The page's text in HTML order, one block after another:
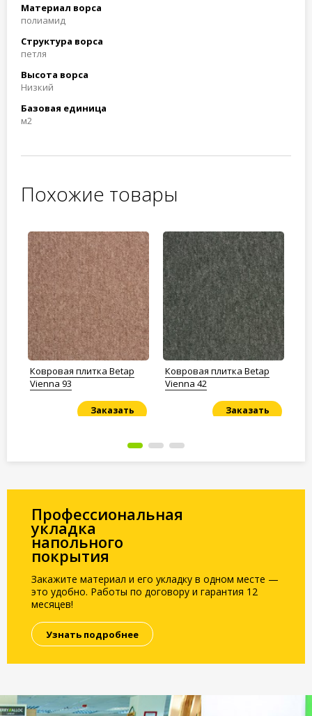
Материал ворса
полиамид
Структура ворса
петля
Высота ворса
Низкий
Базовая единица
м2
Похожие товары
Ковровая плитка Betap
Vienna 93
Заказать
Ковровая плитка Betap
Vienna 42
Заказать
Профессиональная
укладка
напольного
покрытия
Закажите материал и его укладку в одном месте —
это удобно. Работы по договору и гарантия 12
месяцев!
Узнать подробнее